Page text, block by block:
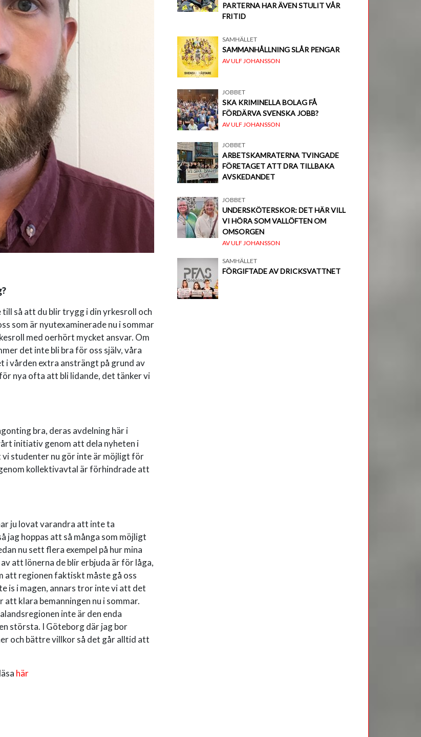
så att du blir trygg i din yrkesroll och
som är nyutexaminerade nu i sommar
med oerhört mycket ansvar. Om
det inte bli bra för oss själv, våra
i vården extra ansträngt på grund av
nya ofta att bli lidande, det tänker vi
bra, deras avdelning här i
initiativ genom att dela nyheten i
vi studenter nu gör inte är möjligt för
kollektivavtal är förhindrade att
ju lovat varandra att inte ta
jag hoppas att så många som möjligt
nu sett flera exempel på hur mina
att lönerna de blir erbjuda är för låga,
att regionen faktiskt måste gå oss
is i magen, annars tror inte vi att det
klara bemanningen nu i sommar.
inte är den enda
största. I Göteborg där jag bor
och bättre villkor så det går alltid att
här
PARTERNA HAR ÄVEN STULIT VÅR
FRITID
SAMHÄLLET
SAMMANHÅLLNING SLÅR PENGAR
AV ULF JOHANSSON
JOBBET
SKA KRIMINELLA BOLAG FÅ
FÖRDÄRVA SVENSKA JOBB?
AV ULF JOHANSSON
JOBBET
ARBETSKAMRATERNA TVINGADE
FÖRETAGET ATT DRA TILLBAKA
AVSKEDANDET
JOBBET
UNDERSKÖTERSKOR: DET HÄR VILL
VI HÖRA SOM VALLÖFTEN OM
OMSORGEN
AV ULF JOHANSSON
SAMHÄLLET
FÖRGIFTADE AV DRICKSVATTNET